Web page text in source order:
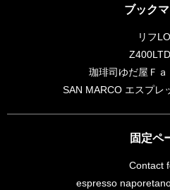
ブック
リフ
珈琲司ゆだ屋Ｆａ
SAN MARCO エスプ
固定ペ
Contact
espresso